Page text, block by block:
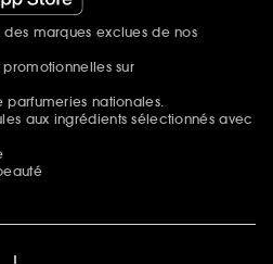
marques exclues de nos
sur
parfumeries nationales.
aux ingrédients sélectionnés avec